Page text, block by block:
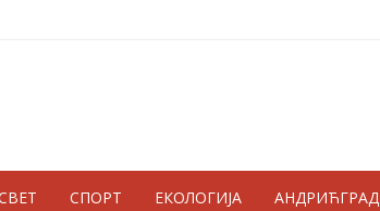
СПОРТ ЕКОЛОГИЈА АНДРИЋГРАД